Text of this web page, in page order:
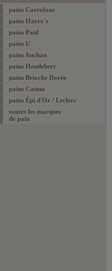
pains Carrefour
pains Harry's
pains Paul
pains U
pains Auchan
pains Heudebert
pains Brioche Dorée
pains Casino
pains Épi d'Or / Leclerc
toutes les marques
de pain